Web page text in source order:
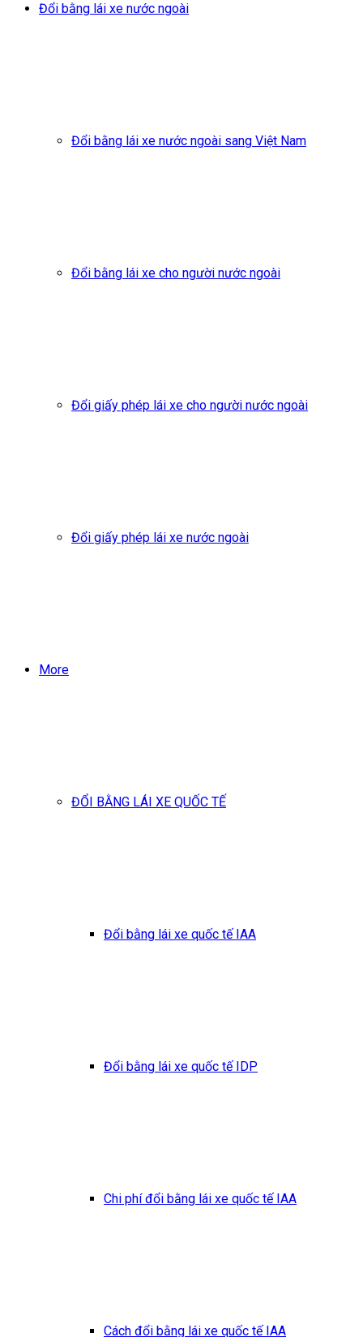
Đổi bằng lái xe nước ngoài
Đổi bằng lái xe nước ngoài sang Việt Nam
Đổi bằng lái xe cho người nước ngoài
Đổi giấy phép lái xe cho người nước ngoài
Đổi giấy phép lái xe nước ngoài
More
ĐỔI BẰNG LÁI XE QUỐC TẾ
Đổi bằng lái xe quốc tế IAA
Đổi bằng lái xe quốc tế IDP
Chi phí đổi bằng lái xe quốc tế IAA
Cách đổi bằng lái xe quốc tế IAA